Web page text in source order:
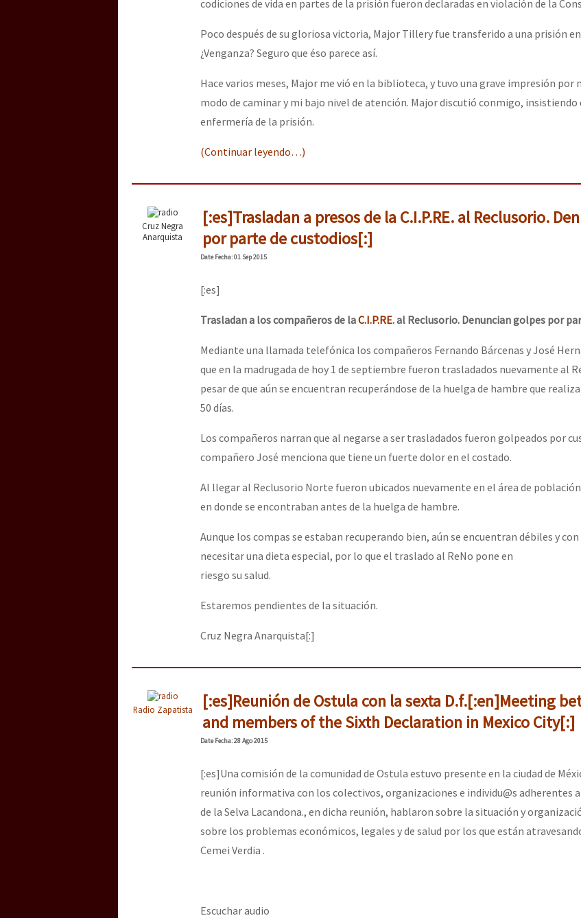
[25 abr – CDMX] Tokín por el CNI: 30 años de Resistencia y Rebeldía
codiciones de vida en partes de la prisión fueron declaradas en violación de la
Poco después de su gloriosa victoria, Major Tillery fue transferido a una prisión
¿Venganza? Seguro que éso parece así.
Hace varios meses, Major me vió en la biblioteca, y tuvo una grave impresión por
modo de caminar y mi bajo nivel de atención. Major discutió conmigo, insistiendo
enfermería de la prisión.
(Continuar leyendo…)
Cruz Negra
Anarquista
[:es]Trasladan a presos de la C.I.P.RE. al Reclusorio.
por parte de custodios[:]
DateFecha: 01 Sep 2015
[:es]
Trasladan a los compañeros de laC.I.P.RE. al Reclusorio. Denuncian golpes por
Mediante una llamada telefónica los compañeros Fernando Bárcenas y José
que en la madrugada de hoy 1 de septiembre fueron trasladados nuevamente al
pesar de que aún se encuentran recuperándose de la huelga de hambre que
50 días.
Los compañeros narran que al negarse a ser trasladados fueron golpeados por
compañero José menciona que tiene un fuerte dolor en el costado.
Al llegar al Reclusorio Norte fueron ubicados nuevamente en el área de
en donde se encontraban antes de la huelga de hambre.
Aunque los compas se estaban recuperando bien, aún se encuentran débiles y
necesitar una dieta especial, por lo que el traslado al ReNo pone en
riesgo su salud.
Estaremos pendientes de la situación.
Cruz Negra Anarquista[:]
Radio Zapatista
[:es]Reunión de Ostula con la sexta D.f.[:en]Meeting
and members of the Sixth Declaration in Mexico City[:]
DateFecha: 28 Ago 2015
[:es]Una comisión de la comunidad de Ostula estuvo presente en la ciudad de
reunión informativa con los colectivos, organizaciones e individu@s adherentes
de la Selva Lacandona., en dicha reunión, hablaron sobre la situación y
sobre los problemas económicos, legales y de salud por los que están
Cemei Verdia .
Escuchar audio